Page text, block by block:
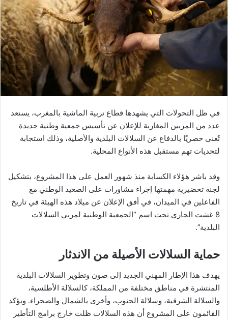
في ظل التحولات التي يشهدها قطاع تربية الماشية بالمغرب، يستعد
عدد من المربين المغاربة للإعلان عن تأسيس جمعية وطنية جديدة
تُعنى حصريًا بالدفاع عن السلالات البلدية والأصلية، وذلك استجابة
لتحديات تهم مستقبل هذه الأنواع المحلية.
وقد باشر هؤلاء الكسابة منذ شهور العمل على هذا المشروع، بتشكيل
لجنة تحضيرية مهمتها إجراء مشاورات على الصعيد الوطني مع
الفاعلين في الميدان، في أفق الإعلان عن ميلاد هذه الهيئة في تاريخ
8 غشت الجاري تحت اسم “الجمعية الوطنية لمربي السلالات
البلدية”.
حماية السلالات الأصيلة من الاندثار
يهدف هذا الإطار المهني الجديد إلى صون وتطوير السلالات البلدية
المنتشرة في مناطق مختلفة من المملكة، كالسلالة الأطلسية،
والسلالة الشرقية، وسلالة الجنوب، وأخرى بالشمال والصحراء. ويؤكد
القائمون على المشروع أن هذه السلالات ظلت خارج برامج التأطير